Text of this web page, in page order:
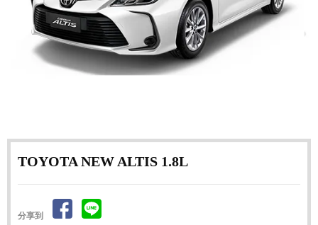
TOYOTA NEW ALTIS 1.8L
分享到